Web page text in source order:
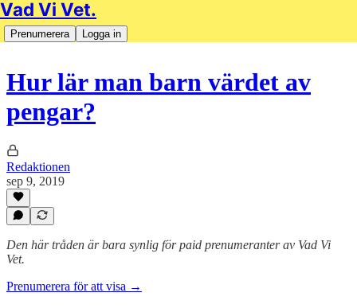
Vad Vi Vet.
Prenumerera Logga in
Hur lär man barn värdet av
pengar?
Redaktionen
sep 9, 2019
Den här tråden är bara synlig för paid prenumeranter av Vad Vi
Vet.
Prenumerera för att visa →